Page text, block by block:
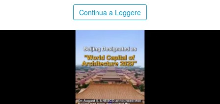
Continua a Leggere